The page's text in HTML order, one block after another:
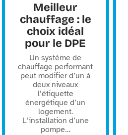
Meilleur
chauffage : le
choix idéal
pour le DPE
Un système de
chauffage performant
peut modifier d’un à
deux niveaux
l’étiquette
énergétique d’un
logement.
L’installation d’une
pompe…